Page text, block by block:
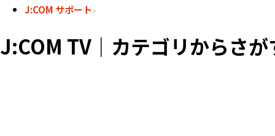
J:COM サポート
J:COM TV｜カテゴリからさ